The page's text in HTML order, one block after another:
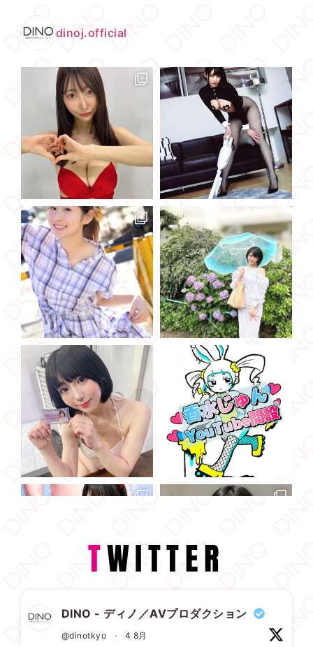
dinoj.official
TWITTER
DINO - ディノ／AVプロダクション
@dinotkyo · 4 8月